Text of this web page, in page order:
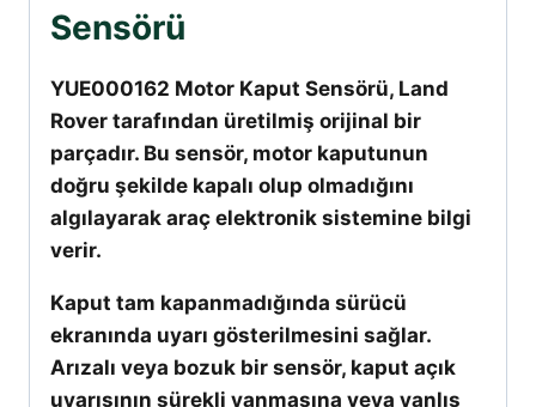
Sensörü
YUE000162 Motor Kaput Sensörü, Land
Rover tarafından üretilmiş orijinal bir
parçadır. Bu sensör, motor kaputunun
doğru şekilde kapalı olup olmadığını
algılayarak araç elektronik sistemine bilgi
verir.
Kaput tam kapanmadığında sürücü
ekranında uyarı gösterilmesini sağlar.
Arızalı veya bozuk bir sensör, kaput açık
uyarısının sürekli yanmasına veya yanlış